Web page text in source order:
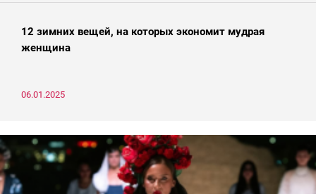
12 зимних вещей, на которых экономит мудрая
женщина
06.01.2025